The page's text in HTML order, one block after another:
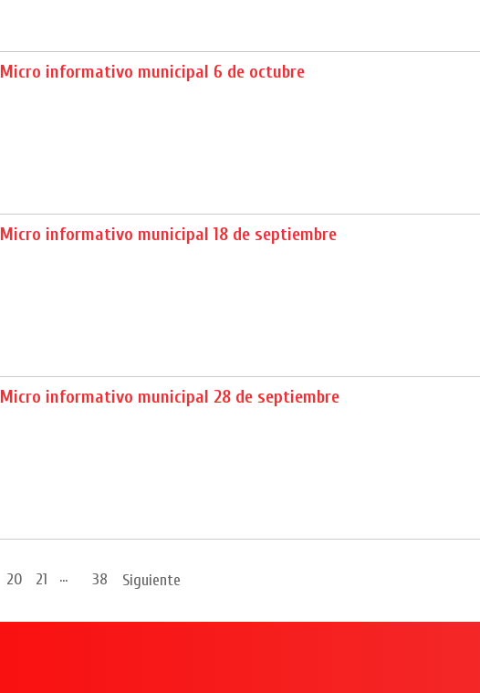
Micro informativo municipal 6 de octubre
Micro informativo municipal 18 de septiembre
Micro informativo municipal 28 de septiembre
20 21 ... 38 Siguiente